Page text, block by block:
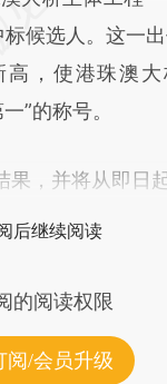
点和立场。推
候选人。这一
，使港珠澳
”的称号。
，并将从即日起
后继续阅读
的阅读权限
阅/会员升级